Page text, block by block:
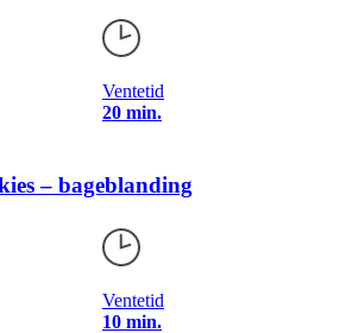
Ventetid
20 min.
– bageblanding
Ventetid
10 min.